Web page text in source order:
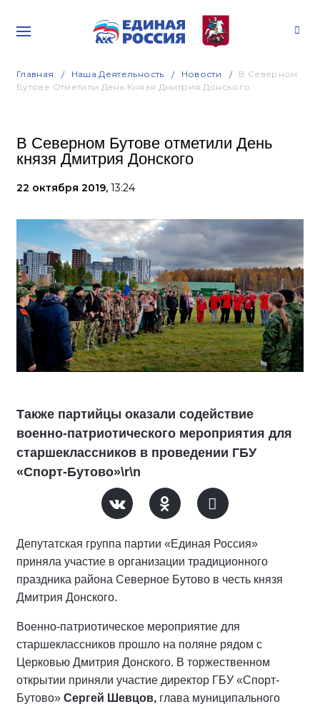
Главная Наша Деятельность Новости
В Северном
Бутове Отметили День Князя Дмитрия Донского
В Северном Бутове отметили День
князя Дмитрия Донского
22 октября 2019, 13:24
Также партийцы оказали содействие
военно-патриотического мероприятия для
старшеклассников в проведении ГБУ
«Спорт-Бутово»\r\n
Депутатская группа партии «Единая Россия»
приняла участие в организации традиционного
праздника района Северное Бутово в честь князя
Дмитрия Донского.
Военно-патриотическое мероприятие для
старшеклассников прошло на поляне рядом с
Церковью Дмитрия Донского. В торжественном
открытии приняли участие директор ГБУ «Спорт-
Бутово» Сергей Шевцов, глава муниципального